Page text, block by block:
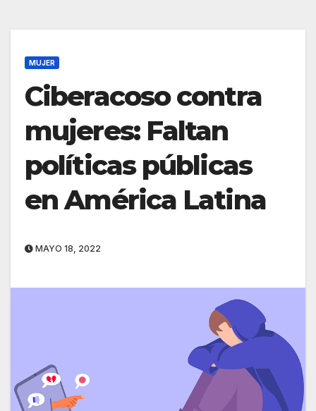
MUJER
Ciberacoso contra
mujeres: Faltan
políticas públicas
en América Latina
MAYO 18, 2022